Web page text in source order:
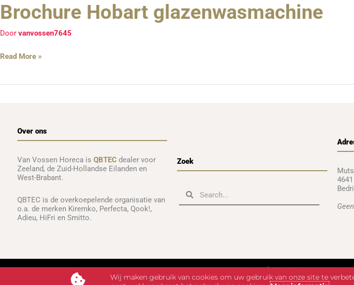
Brochure Hobart glazenwasmachine
Door vanvossen7645
Brochure
Hobart
glazenwasmachine
Read More »
Over ons
Van Vossen Horeca is QBTECdealer voor
Zeeland, de Zuid-Hollandse Eilanden en
West-Brabant.
QBTEC is de overkoepelende organisatie van
o.a. de merken Kiremko, Perfecta, Qook!,
Adieu, HiFri en Smitto.
Zoek
ZoekenZoeken
copyright © 2026 Van Vossen
Wij maken gebruik van cookies om uw gebruik van onze site te